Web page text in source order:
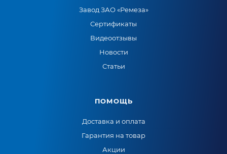
Завод ЗАО «Ремеза»
Сертификаты
Видеоотзывы
Новости
Статьи
ПОМОЩЬ
Доставка и оплата
Гарантия на товар
Акции